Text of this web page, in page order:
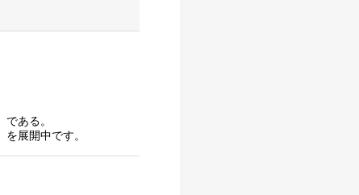
ある。
展開中です。